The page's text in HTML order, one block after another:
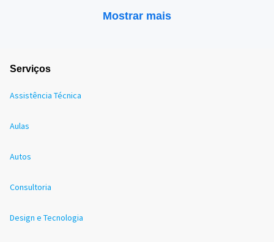
Mostrar mais
Serviços
Assistência Técnica
Aulas
Autos
Consultoria
Design e Tecnologia